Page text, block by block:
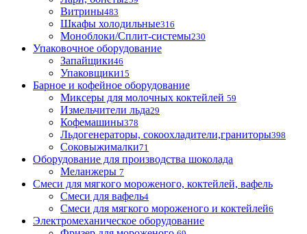
Витрины483
Шкафы холодильные316
Моноблоки/Сплит-системы230
Упаковочное оборудование
Запайщики46
Упаковщики15
Барное и кофейное оборудование
Миксеры для молочных коктейлей 59
Измельчители льда29
Кофемашины378
Льдогенераторы, сокоохладители,граниторы398
Соковыжималки71
Оборудование для производства шоколада
Меланжеры 7
Смеси для мягкого мороженого, коктейлей, вафель
Смеси для вафель4
Смеси для мягкого мороженого и коктейлей6
Электромеханическое оборудование